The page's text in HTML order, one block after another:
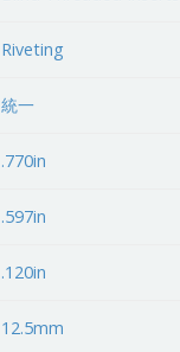
Riveting
統一
.770in
.597in
.120in
12.5mm